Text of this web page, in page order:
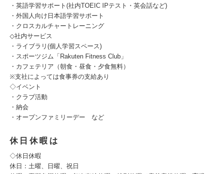
・英語学習サポート(社内TOEIC IPテスト・英会話など)
・外国人向け日本語学習サポート
・クロスカルチャートレーニング
◇社内サービス
・ライブラリ(個人学習スペース)
・スポーツジム「Rakuten Fitness Club」
・カフェテリア（朝食・昼食・夕食無料）
※支社によっては食事券の支給あり
◇イベント
・クラブ活動
・納会
・オープンファミリーデー など
休日休暇は
◇休日休暇
休日：土曜、日曜、祝日